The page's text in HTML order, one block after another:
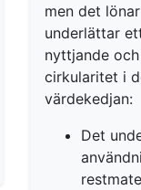
men det
underlättar
nyttjande
cirkularitet i
värdekedjan:
Det